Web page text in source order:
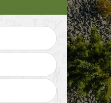
Dessouchage arbre et
haie 45